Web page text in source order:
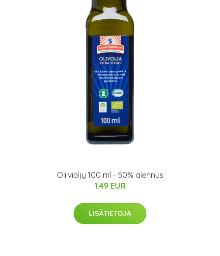
Oliiviöljy 100 ml - 50% alennus
1.49 EUR
LISÄTIETOJA